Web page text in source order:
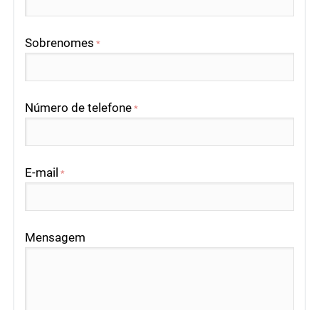
Sobrenomes *
Número de telefone *
E-mail *
Mensagem